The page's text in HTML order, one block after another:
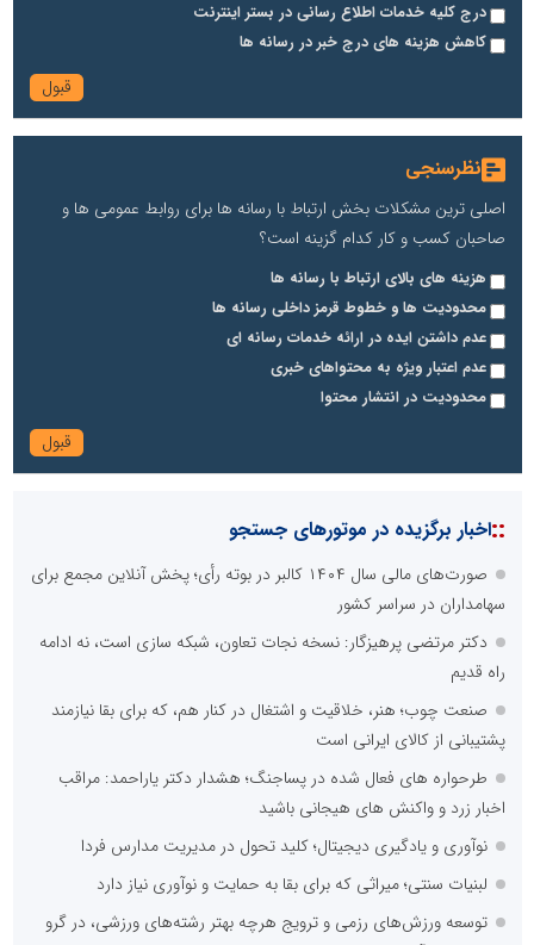
درج کلیه خدمات اطلاع رسانی در بستر اینترنت
کاهش هزینه های درج خبر در رسانه ها
نظرسنجی
اصلی ترین مشکلات بخش ارتباط با رسانه ها برای روابط عمومی ها و
صاحبان کسب و کار کدام گزینه است؟
هزینه های بالای ارتباط با رسانه ها
محدودیت ها و خطوط قرمز داخلی رسانه ها
عدم داشتن ایده در ارائه خدمات رسانه ای
عدم اعتبار ویژه به محتواهای خبری
محدودیت در انتشار محتوا
::اخبار برگزیده در موتورهای جستجو
صورت‌های مالی سال ۱۴۰۴ کالبر در بوته رأی؛ پخش آنلاین مجمع برای
سهامداران در سراسر کشور
دکتر مرتضی پرهیزگار: نسخه نجات تعاون، شبکه سازی است، نه ادامه
راه قدیم
صنعت چوب؛ هنر، خلاقیت و اشتغال در کنار هم، که برای بقا نیازمند
پشتیبانی از کالای ایرانی است
طرحواره های فعال شده در پساجنگ؛ هشدار دکتر یاراحمد: مراقب
اخبار زرد و واکنش های هیجانی باشید
نوآوری و یادگیری دیجیتال؛ کلید تحول در مدیریت مدارس فردا
لبنیات سنتی؛ میراثی که برای بقا به حمایت و نوآوری نیاز دارد
توسعه ورزش‌های رزمی و ترویج هرچه بهتر رشته‌های ورزشی، در گرو